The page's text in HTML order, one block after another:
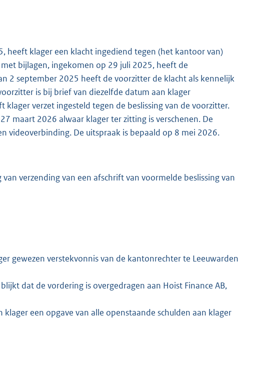
heeft klager een klacht ingediend tegen (het kantoor van)
bijlagen, ingekomen op 29 juli 2025, heeft de
2 september 2025 heeft de voorzitter de klacht als kennelijk
is bij brief van diezelfde datum aan klager
verzet ingesteld tegen de beslissing van de voorzitter.
maart 2026 alwaar klager ter zitting is verschenen. De
videoverbinding. De uitspraak is bepaald op 8 mei 2026.
verzending van een afschrift van voormelde beslissing van
gewezen verstekvonnis van de kantonrechter te Leeuwarden
dat de vordering is overgedragen aan Hoist Finance AB,
een opgave van alle openstaande schulden aan klager